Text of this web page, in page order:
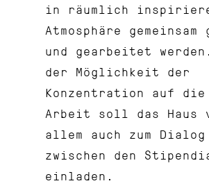
in räumlich
Atmosphäre
und gearbeitet
der Möglichkeit der
Konzentration auf die
Arbeit soll das Haus
allem auch zum Dialog
zwischen den
einladen.